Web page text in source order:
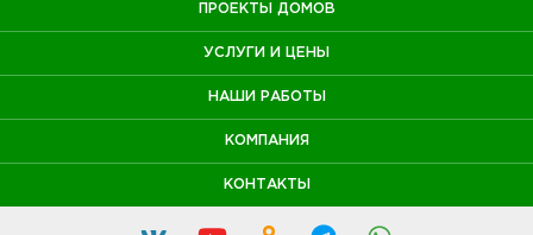
ПРОЕКТЫ ДОМОВ
УСЛУГИ И ЦЕНЫ
НАШИ РАБОТЫ
КОМПАНИЯ
КОНТАКТЫ